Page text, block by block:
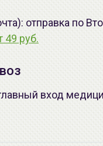
отправка по
49 руб.
вход